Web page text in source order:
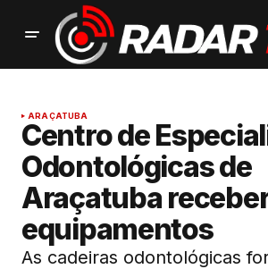
ARAÇATUBA
Centro de
Odontológicas de
Araçatuba
equipamentos
As cadeiras odontológicas